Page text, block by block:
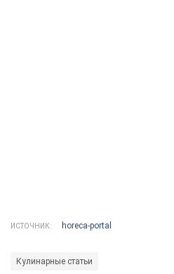
ИСТОЧНИК: horeca-portal
Кулинарные статьи